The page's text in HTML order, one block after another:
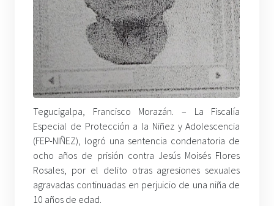
Tegucigalpa, Francisco Morazán. –
La Fiscalía
Especial de Protección a la Niñez y Adolescencia
(FEP-NIÑEZ), logró una sentencia condenatoria de
ocho años de prisión contra Jesús Moisés Flores
Rosales, por el delito otras agresiones sexuales
agravadas continuadas en perjuicio de una niña de
10 años de edad.